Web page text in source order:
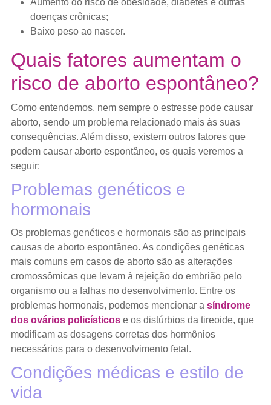
doenças crônicas;
Baixo peso ao nascer.
Quais fatores aumentam o
risco de aborto espontâneo?
Como entendemos, nem sempre o estresse pode causar
aborto, sendo um problema relacionado mais às suas
consequências. Além disso, existem outros fatores que
podem causar aborto espontâneo, os quais veremos a
seguir:
Problemas genéticos e
hormonais
Os problemas genéticos e hormonais são as principais
causas de aborto espontâneo. As condições genéticas
mais comuns em casos de aborto são as alterações
cromossômicas que levam à rejeição do embrião pelo
organismo ou a falhas no desenvolvimento. Entre os
problemas hormonais, podemos mencionar a síndrome
dos ovários policísticose os distúrbios da tireoide, que
modificam as dosagens corretas dos hormônios
necessários para o desenvolvimento fetal.
Condições médicas e estilo de
vida